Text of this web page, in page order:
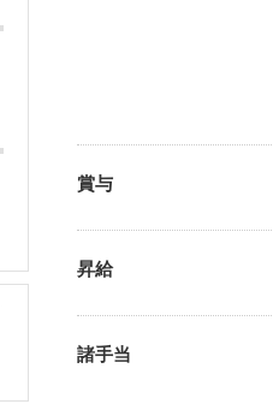
賞与
昇給
諸手当